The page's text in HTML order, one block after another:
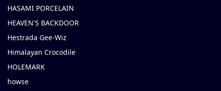
HASAMI PORCELAIN
HEAVEN'S BACKDOOR
Hestrada Gee-Wiz
Himalayan Crocodile
HOLEMARK
howse